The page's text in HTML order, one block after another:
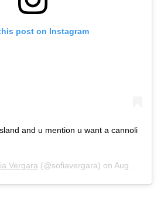
post on Instagram
and u mention u want a cannoli
Vergara (@sofiavergara) on Aug 29, 2017 at 2:53pm PDT